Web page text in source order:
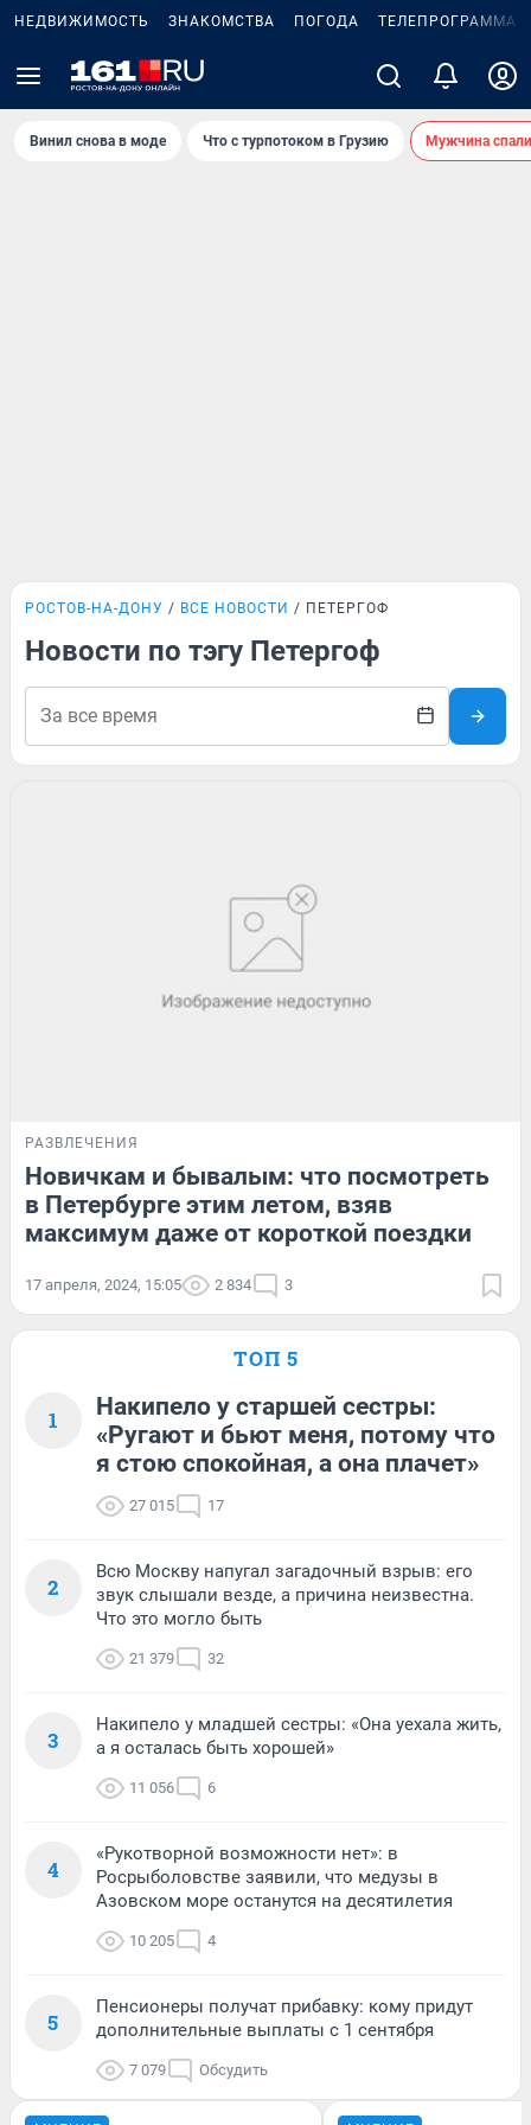
НЕДВИЖИМОСТЬ ЗНАКОМСТВА ПОГОДА ТЕЛЕПРОГРАММА
Винил снова в моде Что с турпотоком в Грузию Мужчина
РОСТОВ-НА-ДОНУ ВСЕ НОВОСТИ ПЕТЕРГОФ
Новости по тэгу Петергоф
РАЗВЛЕЧЕНИЯ
Новичкам и бывалым: что посмотреть
в Петербурге этим летом, взяв
максимум даже от короткой поездки
17 апреля, 2024, 15:05 2 834 3
ТОП 5
1
Накипело у старшей сестры:
«Ругают и бьют меня, потому что
я стою спокойная, а она плачет»
27 015 17
2
Всю Москву напугал загадочный взрыв: его
звук слышали везде, а причина неизвестна.
Что это могло быть
21 379 32
3
Накипело у младшей сестры: «Она уехала жить,
а я осталась быть хорошей»
11 056 6
4
«Рукотворной возможности нет»: в
Росрыболовстве заявили, что медузы в
Азовском море останутся на десятилетия
10 205 4
5
Пенсионеры получат прибавку: кому придут
дополнительные выплаты с 1 сентября
7 079 Обсудить